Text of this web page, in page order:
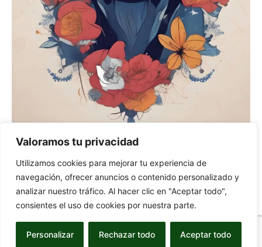
Valoramos tu privacidad
Utilizamos cookies para mejorar tu experiencia de
navegación, ofrecer anuncios o contenido personalizado y
analizar nuestro tráfico. Al hacer clic en "Aceptar todo",
consientes el uso de cookies por nuestra parte.
Personalizar Rechazar todo Aceptar todo
Tauro: 21 de Abril – 21 de Mayo